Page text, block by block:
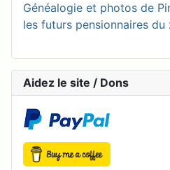
Généalogie et photos de
les futurs pensionnaires du
Aidez le site / Dons